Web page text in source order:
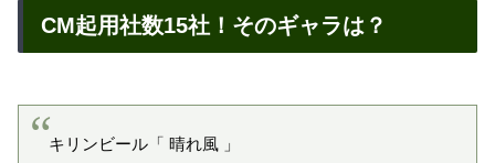
CM起用社数15社！そのギャラは？
キリンビール「 晴れ風 」